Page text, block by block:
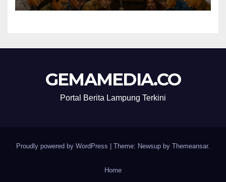
GEMAMEDIA.CO
Portal Berita Lampung Terkini
Proudly powered by WordPress Theme: Newsup by Themeansar.
Home